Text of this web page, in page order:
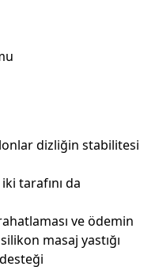
dizliğin stabilitesi
tarafını da
ve ödemin
masaj yastığı